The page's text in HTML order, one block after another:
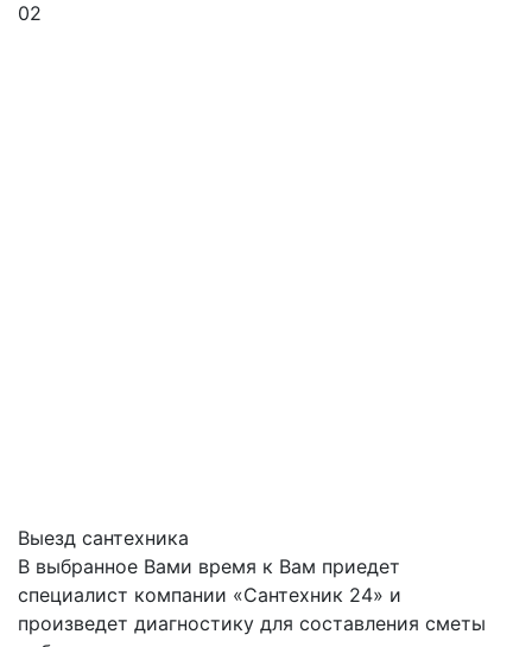
02
Выезд сантехника
В выбранное Вами время к Вам приедет
специалист компании «Сантехник 24» и
произведет диагностику для составления сметы